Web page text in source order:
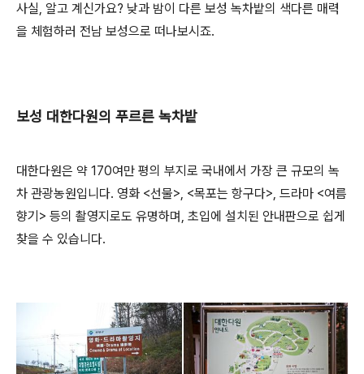
사실, 알고 계신가요? 낮과 밤이 다른 보성 녹차밭의 색다른 매력
을 체험하러 전남 보성으로 떠나보시죠.
보성 대한다원의 푸르른 녹차밭
대한다원은 약 170여만 평의 부지로 국내에서 가장 큰 규모의 녹
차 관광농원입니다. 영화 <선물>, <목포는 항구다>, 드라마 <여름
향기> 등의 촬영지로도 유명하며, 초입에 설치된 안내판으로 쉽게
찾을 수 있습니다.